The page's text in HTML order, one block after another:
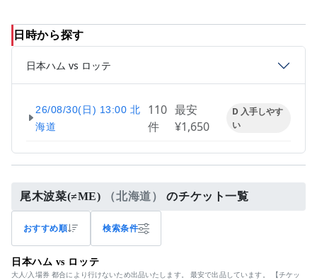
日時から探す
日本ハム vs ロッテ
26/08/30(日) 13:00 北
海道
110
件
最安
¥1,650
D 入手しやす
い
尾木波菜(≠ME) （北海道） のチケット一覧
おすすめ順 検索条件
日本ハム vs ロッテ
大人/入場券 都合により行けないため出品いたします。 最安で出品しています。 【チケッ